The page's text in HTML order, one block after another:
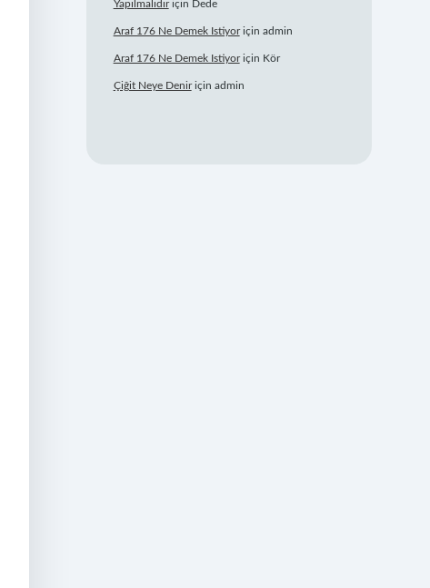
Yapılmalıdıriçin Dede
Araf 176 Ne Demek Istiyoriçin admin
Araf 176 Ne Demek Istiyoriçin Kör
Çiğit Neye Deniriçin admin